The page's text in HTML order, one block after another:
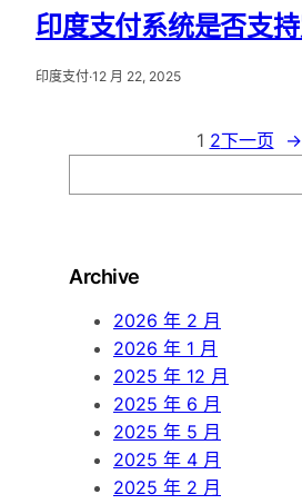
印度支付系统是否支持
印度支付·12 月 22, 2025
1 2下一页
→
e
c
Archive
2026 年 2 月
2026 年 1 月
2025 年 12 月
2025 年 6 月
2025 年 5 月
2025 年 4 月
2025 年 2 月